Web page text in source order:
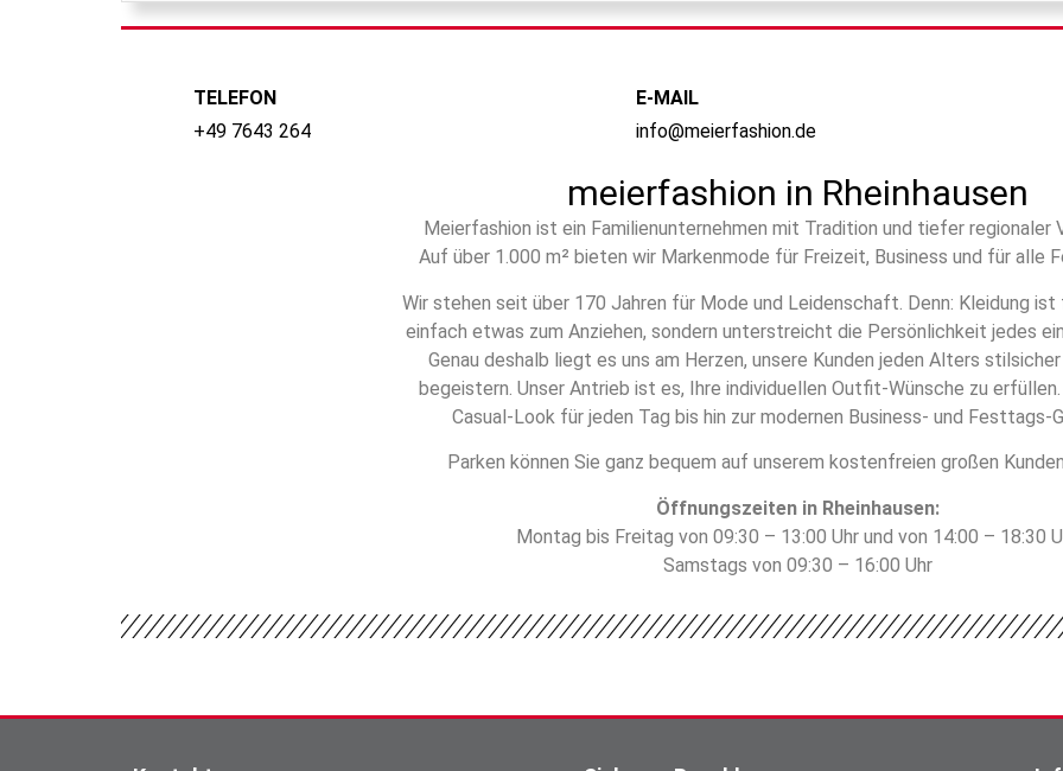
TELEFON
+49 7643 264
E-MAIL
info@meierfashion.de
meierfashion in Rheinhausen
Meierfashion ist ein Familienunternehmen mit Tradition und tiefer regionaler
Auf über 1.000 m² bieten wir Markenmode für Freizeit, Business und für alle
Wir stehen seit über 170 Jahren für Mode und Leidenschaft. Denn: Kleidung ist
einfach etwas zum Anziehen, sondern unterstreicht die Persönlichkeit jedes
Genau deshalb liegt es uns am Herzen, unsere Kunden jeden Alters
begeistern. Unser Antrieb ist es, Ihre individuellen Outfit-Wünsche zu
Casual-Look für jeden Tag bis hin zur modernen Business- und Festtags-
Parken können Sie ganz bequem auf unserem kostenfreien großen
Öffnungszeiten in Rheinhausen:
Montag bis Freitag von 09:30 – 13:00 Uhr und von 14:00 – 18:30
Samstags von 09:30 – 16:00 Uhr